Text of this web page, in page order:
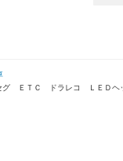
グ ＥＴＣ ドラレコ ＬＥＤヘ